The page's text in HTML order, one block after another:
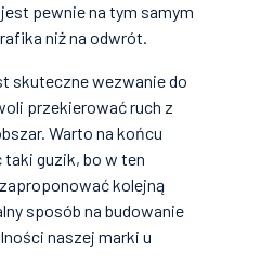
pewnie na tym samym
niż na odwrót.
skuteczne wezwanie do
przekierować ruch z
Warto na końcu
guzik, bo w ten
kolejną
sposób na budowanie
naszej marki u